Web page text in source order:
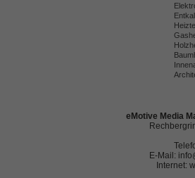
eMotive Media
E-Mail:
Internet: